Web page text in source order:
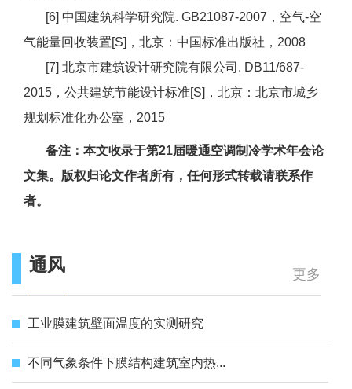
[6] 中国建筑科学研究院. GB21087-2007，空气-空
气能量回收装置[S]，北京：中国标准出版社，2008
[7] 北京市建筑设计研究院有限公司. DB11/687-
2015，公共建筑节能设计标准[S]，北京：北京市城乡
规划标准化办公室，2015
备注：本文收录于第21届暖通空调制冷学术年会论
文集。版权归论文作者所有，任何形式转载请联系作
者。
通风 更多
工业膜建筑壁面温度的实测研究
不同气象条件下膜结构建筑室内热...